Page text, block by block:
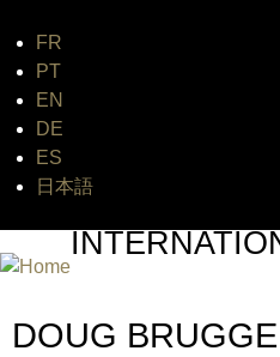
FR
PT
EN
DE
ES
日本語
DOUG BRUGGE